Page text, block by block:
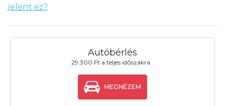
jelent ez?
Autóbérlés
29.300 Ft a teljes időszakra
MEGNÉZEM